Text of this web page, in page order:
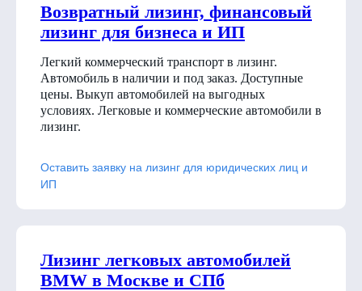
Возвратный лизинг, финансовый
лизинг для бизнеса и ИП
Легкий коммерческий транспорт в лизинг.
Автомобиль в наличии и под заказ. Доступные
цены. Выкуп автомобилей на выгодных
условиях. Легковые и коммерческие автомобили в
лизинг.
Оставить заявку на лизинг для юридических лиц и
ИП
Лизинг легковых автомобилей
BMW в Москве и СПб